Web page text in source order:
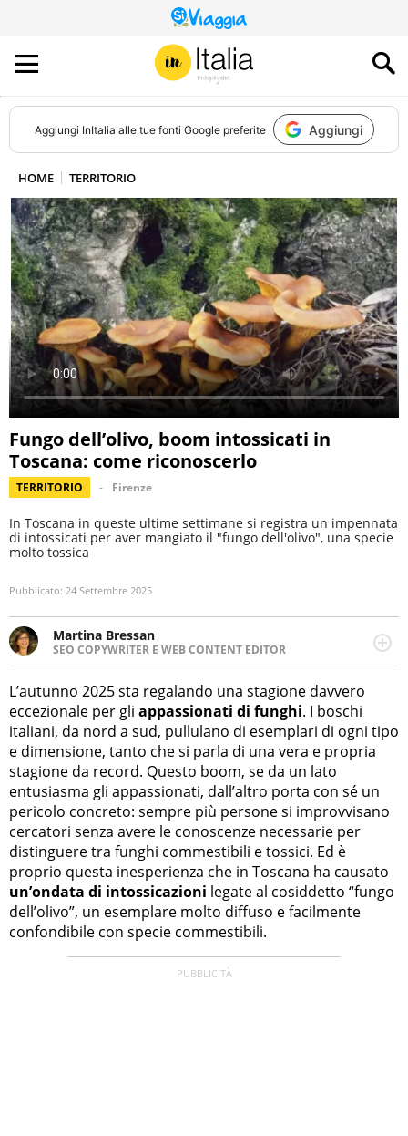
QUESTO
SITO
CONTRIBUISCE
ALL’AUDIENCE
DI
Aggiungi InItalia alle tue fonti Google preferite Aggiungi
HOME TERRITORIO
Fungo dell’olivo, boom intossicati in
Toscana: come riconoscerlo
TERRITORIO Firenze
In Toscana in queste ultime settimane si registra un impennata
di intossicati per aver mangiato il "fungo dell'olivo", una specie
molto tossica
Pubblicato: 24 Settembre 2025
Martina Bressan
SEO COPYWRITER E WEB CONTENT EDITOR
Appassionata di viaggi, di trail running e di yoga, ama
scoprire nuovi posti e nuove culture. Curiosa,
determinata e intraprendente adora leggere ma
soprattutto scrivere.
L’autunno 2025 sta regalando una stagione davvero
eccezionale per gli appassionati di funghi. I boschi
italiani, da nord a sud, pullulano di esemplari di ogni tipo
e dimensione, tanto che si parla di una vera e propria
stagione da record. Questo boom, se da un lato
entusiasma gli appassionati, dall’altro porta con sé un
pericolo concreto: sempre più persone si improvvisano
cercatori senza avere le conoscenze necessarie per
distinguere tra funghi commestibili e tossici. Ed è
proprio questa inesperienza che in Toscana ha causato
un’ondata di intossicazioni legate al cosiddetto “fungo
dell’olivo”, un esemplare molto diffuso e facilmente
confondibile con specie commestibili.